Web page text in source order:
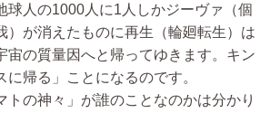
人の1000人に1人しかジーヴァ（個
が消えたものに再生（輪廻転生）は
の質量因へと帰ってゆきます。キン
帰る」ことになるのです。
の神々」が誰のことなのかは分かり